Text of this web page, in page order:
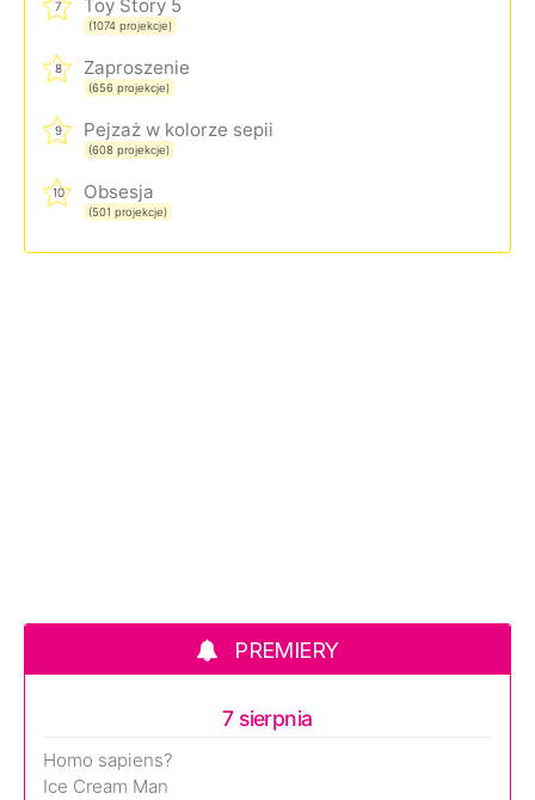
7 Toy Story 5
(1074 projekcje)
8 Zaproszenie
(656 projekcje)
9 Pejzaż w kolorze sepii
(608 projekcje)
10 Obsesja
(501 projekcje)
PREMIERY
7 sierpnia
Homo sapiens?
Ice Cream Man